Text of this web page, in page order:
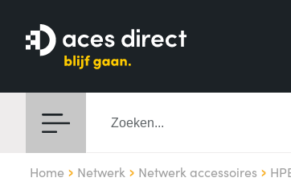
Home Netwerk Netwerk accessoires